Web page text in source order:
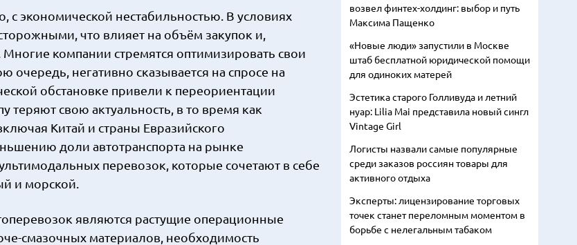
экономической нестабильностью. В условиях
что влияет на объём закупок и,
компании стремятся оптимизировать свои
очередь, негативно сказывается на спросе на
обстановке привели к переориентации
свою актуальность, в то время как
Китай и страны Евразийского
доли автотранспорта на рынке
перевозок, которые сочетают в себе
и морской.
являются растущие операционные
смазочных материалов, необходимость
возвел финтех-холдинг: выбор и путь
Максима Пащенко
«Новые люди» запустили в Москве
штаб бесплатной юридической помощи
для одиноких матерей
Эстетика старого Голливуда и летний
нуар: Lilia Mai представила новый сингл
Vintage Girl
Логисты назвали самые популярные
среди заказов россиян товары для
активного отдыха
Эксперты: лицензирование торговых
точек станет переломным моментом в
борьбе с нелегальным табаком